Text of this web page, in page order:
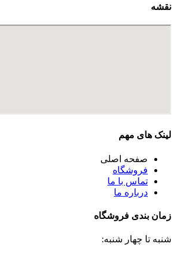
نقشه
لینک های مهم
صفحه اصلی
فروشگاه
تماس با ما
درباره ما
زمان بندی فروشگاه
شنبه تا چهار شنبه: